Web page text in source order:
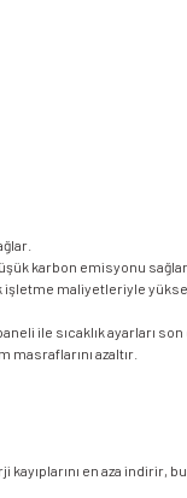
karbon emisyonu sağlar.
işletme maliyetleriyle
ile sıcaklık ayarları
azaltır.
en aza indirir,